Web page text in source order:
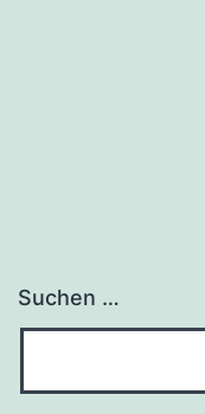
Suchen …